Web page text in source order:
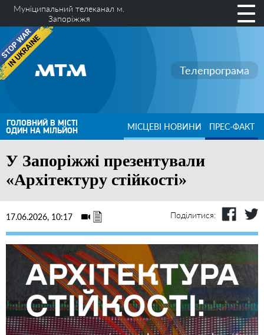
Муніципальний телеканал м.
Запоріжжя
Телепрограма
ГОЛОВНИЙ В МІСТІ
ОДИН НА МІЛЬЙОН МІСЦЕВІ НОВИНИ ПРЕС-ФАКТ
У Запоріжжі презентували
«Архітектуру стійкості»
17.06.2026, 10:17 Поділитися: